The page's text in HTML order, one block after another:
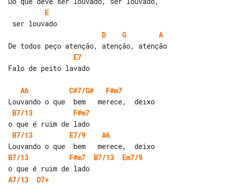
E
D
G
A
E7
Falo de peito lavado
A6 C#7/G#
F#m7
B7/13
F#m7
B7/13
E7/9
A6
B7/13
F#m7 B7/13
Em7/9
A7/13
D7+